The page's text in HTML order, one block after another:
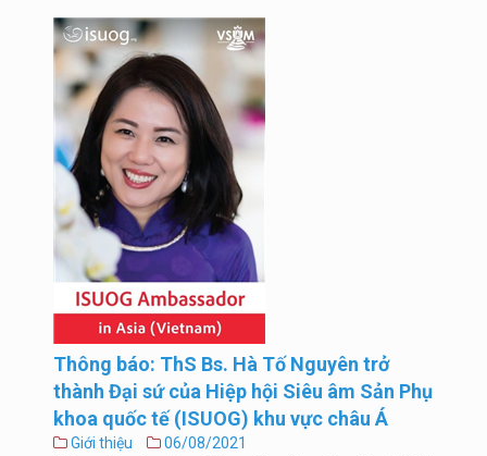
Thông báo: ThS Bs. Hà Tố Nguyên trở
thành Đại sứ của Hiệp hội Siêu âm Sản Phụ
khoa quốc tế (ISUOG) khu vực châu Á
Giới thiệu
06/08/2021